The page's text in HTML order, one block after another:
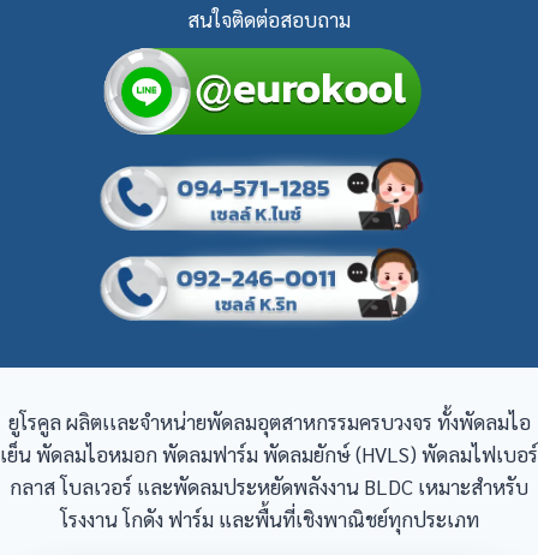
สนใจติดต่อสอบถาม
ยูโรคูล ผลิตเเละจำหน่ายพัดลมอุตสาหกรรมครบวงจร ทั้งพัดลมไอ
เย็น พัดลมไอหมอก พัดลมฟาร์ม พัดลมยักษ์ (HVLS) พัดลมไฟเบอร์
กลาส โบลเวอร์ และพัดลมประหยัดพลังงาน BLDC เหมาะสำหรับ
โรงงาน โกดัง ฟาร์ม และพื้นที่เชิงพาณิชย์ทุกประเภท